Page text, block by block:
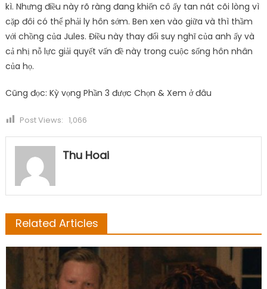
kì. Nhưng điều này rõ ràng đang khiến cô ấy tan nát cõi lòng vì
cặp đôi có thể phải ly hôn sớm. Ben xen vào giữa và thì thầm
với chồng của Jules. Điều này thay đổi suy nghĩ của anh ấy và
cả nhị nỗ lực giải quyết vấn đề này trong cuộc sống hôn nhân
của họ.
Cũng đọc: Kỳ vọng Phần 3 được Chọn & Xem ở đâu
Post Views: 1,066
Thu Hoai
Related Articles